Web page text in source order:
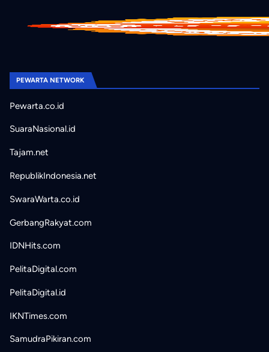
PEWARTA NETWORK
Pewarta.co.id
SuaraNasional.id
Tajam.net
RepublikIndonesia.net
SwaraWarta.co.id
GerbangRakyat.com
IDNHits.com
PelitaDigital.com
PelitaDigital.id
IKNTimes.com
SamudraPikiran.com